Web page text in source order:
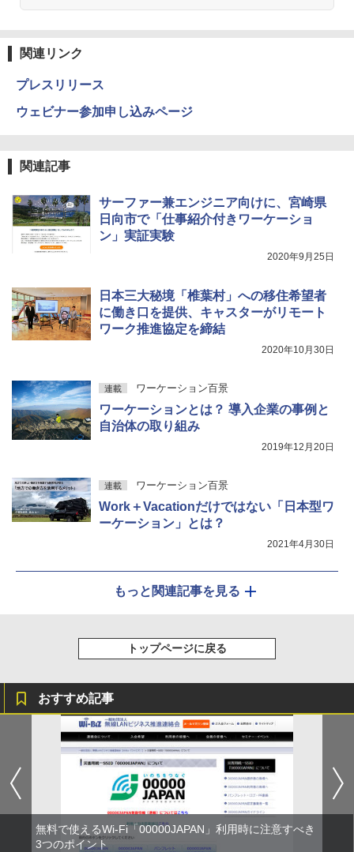
関連リンク
プレスリリース
ウェビナー参加申し込みページ
関連記事
サーファー兼エンジニア向けに、宮崎県
日向市で「仕事紹介付きワーケーショ
ン」実証実験
2020年9月25日
日本三大秘境「椎葉村」への移住希望者
に働き口を提供、キャスターがリモート
ワーク推進協定を締結
2020年10月30日
連載 ワーケーション百景
ワーケーションとは？ 導入企業の事例と
自治体の取り組み
2019年12月20日
連載 ワーケーション百景
Work＋Vacationだけではない「日本型ワ
ーケーション」とは？
2021年4月30日
もっと関連記事を見る
トップページに戻る
おすすめ記事
無料で使えるWi-Fi「00000JAPAN」利用時に注意すべき
3つのポイント